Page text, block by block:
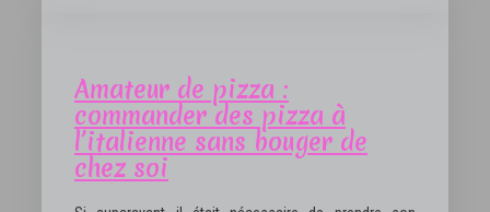
Amateur de pizza :
commander des pizza à
l’italienne sans bouger de
chez soi